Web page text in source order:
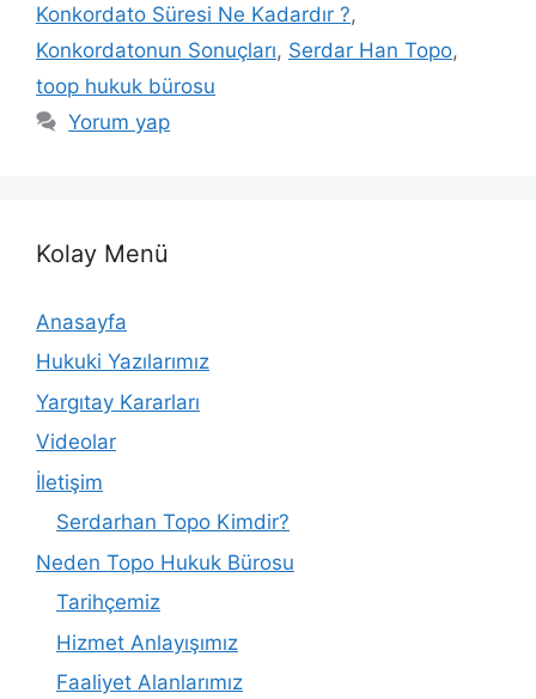
Konkordato Süresi Ne Kadardır ?,
Konkordatonun Sonuçları, Serdar Han Topo,
toop hukuk bürosu
Yorum yap
Kolay Menü
Anasayfa
Hukuki Yazılarımız
Yargıtay Kararları
Videolar
İletişim
Serdarhan Topo Kimdir?
Neden Topo Hukuk Bürosu
Tarihçemiz
Hizmet Anlayışımız
Faaliyet Alanlarımız